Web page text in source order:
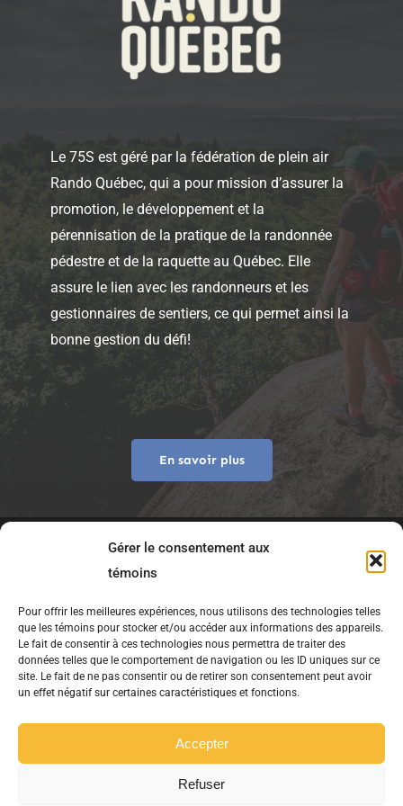
Gérer le consentement aux
témoins
Pour offrir les meilleures expériences, nous utilisons des technologies telles
que les témoins pour stocker et/ou accéder aux informations des appareils.
Le fait de consentir à ces technologies nous permettra de traiter des
données telles que le comportement de navigation ou les ID uniques sur ce
site. Le fait de ne pas consentir ou de retirer son consentement peut avoir
un effet négatif sur certaines caractéristiques et fonctions.
Accepter
Refuser
Le 75S est géré par la fédération de plein air
Rando Québec, qui a pour mission d’assurer la
promotion, le développement et la
pérennisation de la pratique de la randonnée
pédestre et de la raquette au Québec. Elle
assure le lien avec les randonneurs et les
gestionnaires de sentiers, ce qui permet ainsi la
bonne gestion du défi!
En savoir plus
Copyright © 2021 75S.ca – Tous droits